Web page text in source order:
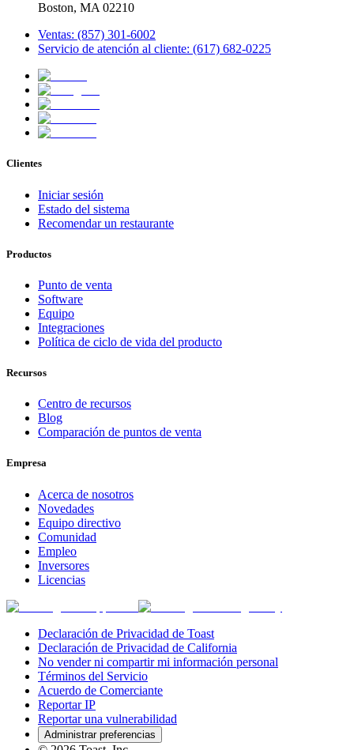
Boston, MA 02210
Ventas: (857) 301-6002
Servicio de atención al cliente: (617) 682-0225
Clientes
Iniciar sesión
Estado del sistema
Recomendar un restaurante
Productos
Punto de venta
Software
Equipo
Integraciones
Política de ciclo de vida del producto
Recursos
Centro de recursos
Blog
Comparación de puntos de venta
Empresa
Acerca de nosotros
Novedades
Equipo directivo
Comunidad
Empleo
Inversores
Licencias
Declaración de Privacidad de Toast
Declaración de Privacidad de California
No vender ni compartir mi información personal
Términos del Servicio
Acuerdo de Comerciante
Reportar IP
Reportar una vulnerabilidad
Administrar preferencias